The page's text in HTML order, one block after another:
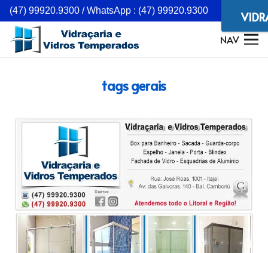
(47) 99920.9300 / WhatsApp : (47) 99920.9300
NAV
tags gerais